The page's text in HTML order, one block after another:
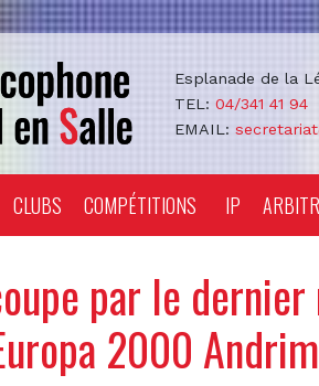
Esplanade de la
TEL: 04/341 41 94
EMAIL:
CLUBS COMPÉTITIONS IP
par le
2000